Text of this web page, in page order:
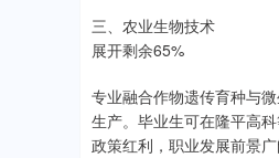
三、农业生物技术
展开剩余65%
专业融合作物遗传育种与
生产。毕业生可在隆平高
政策红利，职业发展前景广